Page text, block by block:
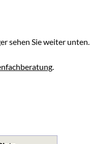
sehen Sie weiter unten.
.